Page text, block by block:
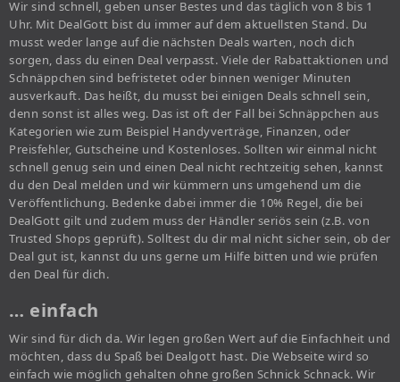
Wir sind schnell, geben unser Bestes und das täglich von 8 bis 1
Uhr. Mit DealGott bist du immer auf dem aktuellsten Stand. Du
musst weder lange auf die nächsten Deals warten, noch dich
sorgen, dass du einen Deal verpasst. Viele der Rabattaktionen und
Schnäppchen sind befristetet oder binnen weniger Minuten
ausverkauft. Das heißt, du musst bei einigen Deals schnell sein,
denn sonst ist alles weg. Das ist oft der Fall bei Schnäppchen aus
Kategorien wie zum Beispiel Handyverträge, Finanzen, oder
Preisfehler, Gutscheine und Kostenloses. Sollten wir einmal nicht
schnell genug sein und einen Deal nicht rechtzeitig sehen, kannst
du den Deal melden und wir kümmern uns umgehend um die
Veröffentlichung. Bedenke dabei immer die 10% Regel, die bei
DealGott gilt und zudem muss der Händler seriös sein (z.B. von
Trusted Shops geprüft). Solltest du dir mal nicht sicher sein, ob der
Deal gut ist, kannst du uns gerne um Hilfe bitten und wie prüfen
den Deal für dich.
… einfach
Wir sind für dich da. Wir legen großen Wert auf die Einfachheit und
möchten, dass du Spaß bei Dealgott hast. Die Webseite wird so
einfach wie möglich gehalten ohne großen Schnick Schnack. Wir